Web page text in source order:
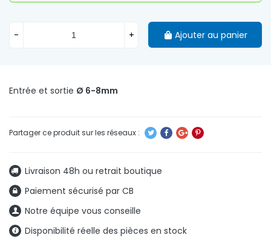
Entrée et sortie Ø 6-8mm
Livraison 48h ou retrait boutique
Paiement sécurisé par CB
Notre équipe vous conseille
Disponibilité réelle des pièces en stock
- + Ajouter au panier